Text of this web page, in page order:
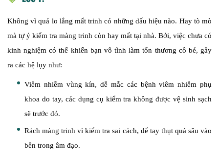
Không vì quá lo lắng mất trinh có những dấu hiệu nào. Hay tò mò
mà tự ý kiểm tra màng trinh còn hay mất tại nhà. Bởi, việc chưa có
kinh nghiệm có thể khiến bạn vô tình làm tổn thương cô bé, gây
ra các hệ lụy như:
Viêm nhiễm vùng kín, dễ mắc các bệnh viêm nhiễm phụ
khoa do tay, các dụng cụ kiểm tra không được vệ sinh sạch
sẽ trước đó.
Rách màng trinh vì kiểm tra sai cách, để tay thụt quá sâu vào
bên trong âm đạo.